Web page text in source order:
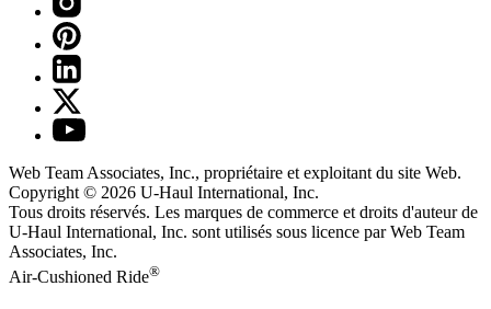
Web Team Associates, Inc., propriétaire et exploitant du site Web.
Copyright © 2026 U-Haul International, Inc.
Tous droits réservés. Les marques de commerce et droits d'auteur de
U-Haul International, Inc. sont utilisés sous licence par Web Team
Associates, Inc.
Air-Cushioned Ride®